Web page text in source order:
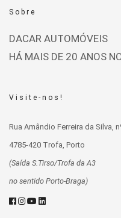
Sobre
DACAR AUTOMÓVEIS
HÁ MAIS DE 20 ANOS
Visite-nos!
Rua Amândio Ferreira da Silva,
4785-420 Trofa, Porto
(Saída S.Tirso/Trofa da A3
no sentido Porto-Braga)